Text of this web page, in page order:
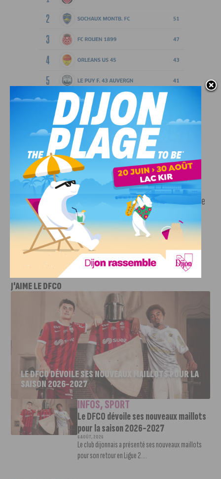
© FFF
Dijon doit obligatoirement s’imposer avant d’affronter
Bourg en Bresse puis Sochaux à domicile. Les 3 prochains
matchs seront déterminants pour la suite de la saison. A
noter que les Sochaliens affrontent Versailles et Rouen joue
face à Villefranche, ce soir aussi.
Article rédigé par Arthur Girier
J'AIME LE DFCO
LE DFCO DÉVOILE SES NOUVEAUX MAILLOTS POUR LA
SAISON 2026-2027
INFOS,SPORT
Le DFCO dévoile ses nouveaux maillots
pour la saison 2026-2027
6 AOÛT, 2026
Le club dijonnais a présenté ses nouveaux maillots
pour son retour en Ligue 2....